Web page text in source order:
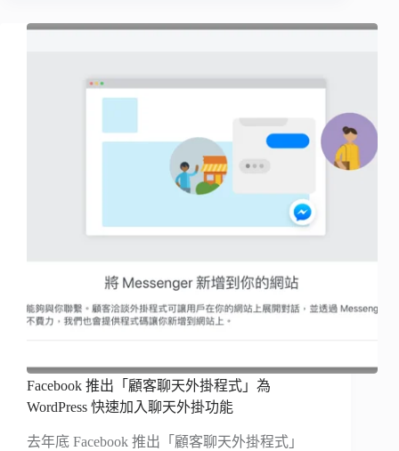
Facebook 推出「顧客聊天外掛程式」為
WordPress 快速加入聊天外掛功能
去年底 Facebook 推出「顧客聊天外掛程式」